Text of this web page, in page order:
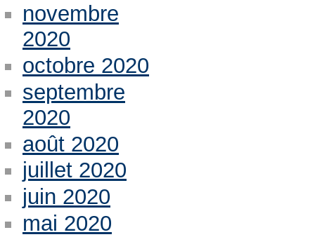
novembre
2020
octobre 2020
septembre
2020
août 2020
juillet 2020
juin 2020
mai 2020